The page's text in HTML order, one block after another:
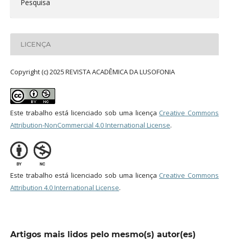
Pesquisa
LICENÇA
Copyright (c) 2025 REVISTA ACADÊMICA DA LUSOFONIA
Este trabalho está licenciado sob uma licença Creative Commons
Attribution-NonCommercial 4.0 International License.
Este trabalho está licenciado sob uma licença Creative Commons
Attribution 4.0 International License.
Artigos mais lidos pelo mesmo(s) autor(es)